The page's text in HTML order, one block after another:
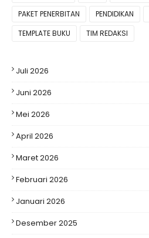
PAKET PENERBITAN
PENDIDIKAN
TEMPLATE BUKU
TIM REDAKSI
Juli 2026
Juni 2026
Mei 2026
April 2026
Maret 2026
Februari 2026
Januari 2026
Desember 2025